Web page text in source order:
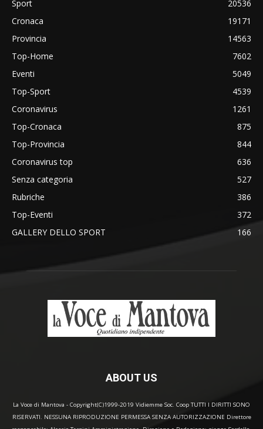
Sport
20536
Cronaca
19171
Provincia
14563
Top-Home
7602
Eventi
5049
Top-Sport
4539
Coronavirus
1261
Top-Cronaca
875
Top-Provincia
844
Coronavirus top
636
Senza categoria
527
Rubriche
386
Top-Eventi
372
GALLERY DELLO SPORT
166
ABOUT US
La Voce di Mantova - Copyright(C)1999-2019 Vidiemme Soc. Coop TUTTI I DIRITTI SONO
RISERVATI. NESSUNA RIPRODUZIONE PERMESSA SENZA AUTORIZZAZIONE Direttore